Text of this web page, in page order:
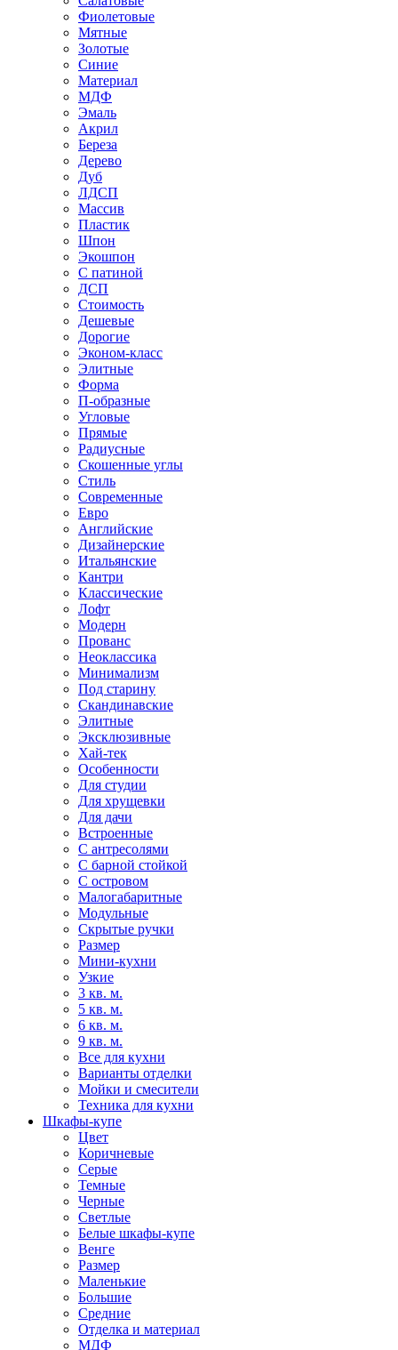
Фиолетовые
Мятные
Золотые
Синие
Материал
МДФ
Эмаль
Акрил
Береза
Дерево
Дуб
ЛДСП
Массив
Пластик
Шпон
Экошпон
С патиной
ДСП
Стоимость
Дешевые
Дорогие
Эконом-класс
Элитные
Форма
П-образные
Угловые
Прямые
Радиусные
Скошенные углы
Стиль
Современные
Евро
Английские
Дизайнерские
Итальянские
Кантри
Классические
Лофт
Модерн
Прованс
Неоклассика
Минимализм
Под старину
Скандинавские
Элитные
Эксклюзивные
Хай-тек
Особенности
Для студии
Для хрущевки
Для дачи
Встроенные
С антресолями
С барной стойкой
С островом
Малогабаритные
Модульные
Скрытые ручки
Размер
Мини-кухни
Узкие
3 кв. м.
5 кв. м.
6 кв. м.
9 кв. м.
Все для кухни
Варианты отделки
Мойки и смесители
Техника для кухни
Шкафы-купе
Цвет
Коричневые
Серые
Темные
Черные
Светлые
Белые шкафы-купе
Венге
Размер
Маленькие
Большие
Средние
Отделка и материал
МДФ